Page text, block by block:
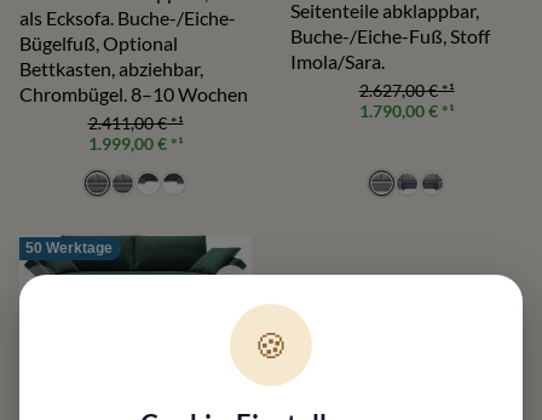
als Ecksofa. Buche-/Eiche-
Bügelfuß, Optional
Bettkasten, abziehbar,
Chrombügel. 8–10 Wochen
2.411,00 €*¹
1.999,00 €*¹
Seitenteile abklappbar,
Buche-/Eiche-Fuß, Stoff
Imola/Sara.
2.627,00 €*¹
1.790,00 €*¹
50 Werktage
🍪